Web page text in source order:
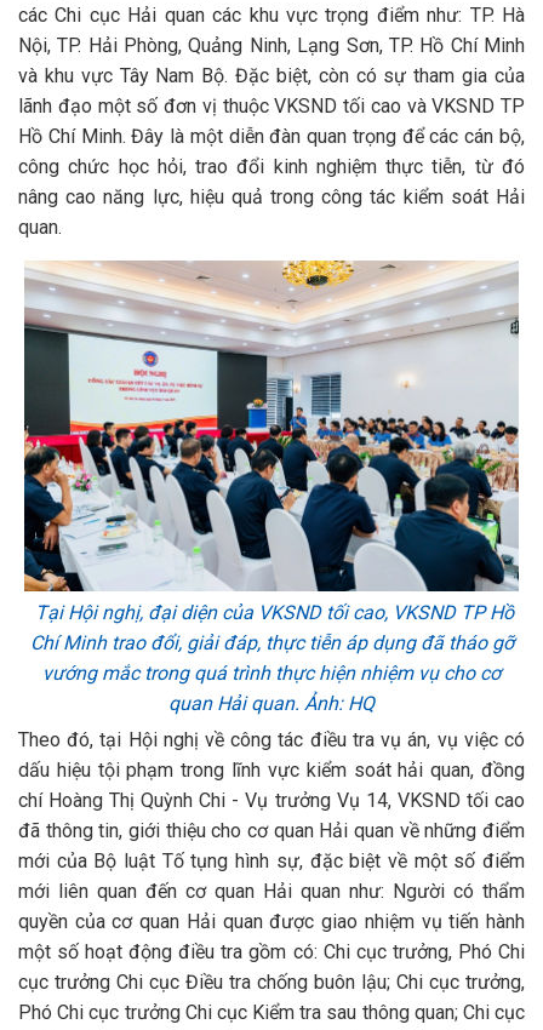
các Chi cục Hải quan các khu vực trọng điểm như: TP. Hà
Nội, TP. Hải Phòng, Quảng Ninh, Lạng Sơn, TP. Hồ Chí Minh
và khu vực Tây Nam Bộ. Đặc biệt, còn có sự tham gia của
lãnh đạo một số đơn vị thuộc VKSND tối cao và VKSND TP
Hồ Chí Minh. Đây là một diễn đàn quan trọng để các cán bộ,
công chức học hỏi, trao đổi kinh nghiệm thực tiễn, từ đó
nâng cao năng lực, hiệu quả trong công tác kiểm soát Hải
quan.
Tại Hội nghị, đại diện của VKSND tối cao, VKSND TP Hồ
Chí Minh trao đổi, giải đáp, thực tiễn áp dụng đã tháo gỡ
vướng mắc trong quá trình thực hiện nhiệm vụ cho cơ
quan Hải quan. Ảnh: HQ
Theo đó, tại Hội nghị về công tác điều tra vụ án, vụ việc có
dấu hiệu tội phạm trong lĩnh vực kiểm soát hải quan, đồng
chí Hoàng Thị Quỳnh Chi - Vụ trưởng Vụ 14, VKSND tối cao
đã thông tin, giới thiệu cho cơ quan Hải quan về những điểm
mới của Bộ luật Tố tụng hình sự, đặc biệt về một số điểm
mới liên quan đến cơ quan Hải quan như: Người có thẩm
quyền của cơ quan Hải quan được giao nhiệm vụ tiến hành
một số hoạt động điều tra gồm có: Chi cục trưởng, Phó Chi
cục trưởng Chi cục Điều tra chống buôn lậu; Chi cục trưởng,
Phó Chi cục trưởng Chi cục Kiểm tra sau thông quan; Chi cục